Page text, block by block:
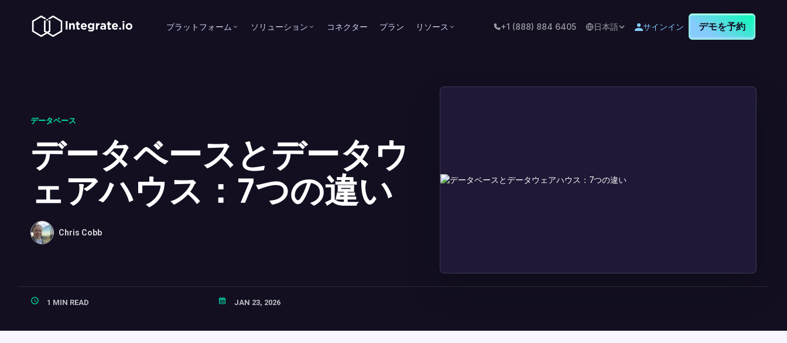
プラットフォーム ソリューション コネクター プラン リソース +1 (888) 884 6405 日本語 サインイン デモを予約
データベース
データベースとデータウ
ェアハウス：7つの違い
Chris Cobb
1 MIN READ JAN 23, 2026